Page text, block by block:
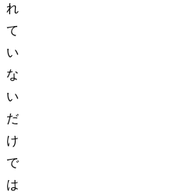
れ
て
い
な
い
だ
け
で
は